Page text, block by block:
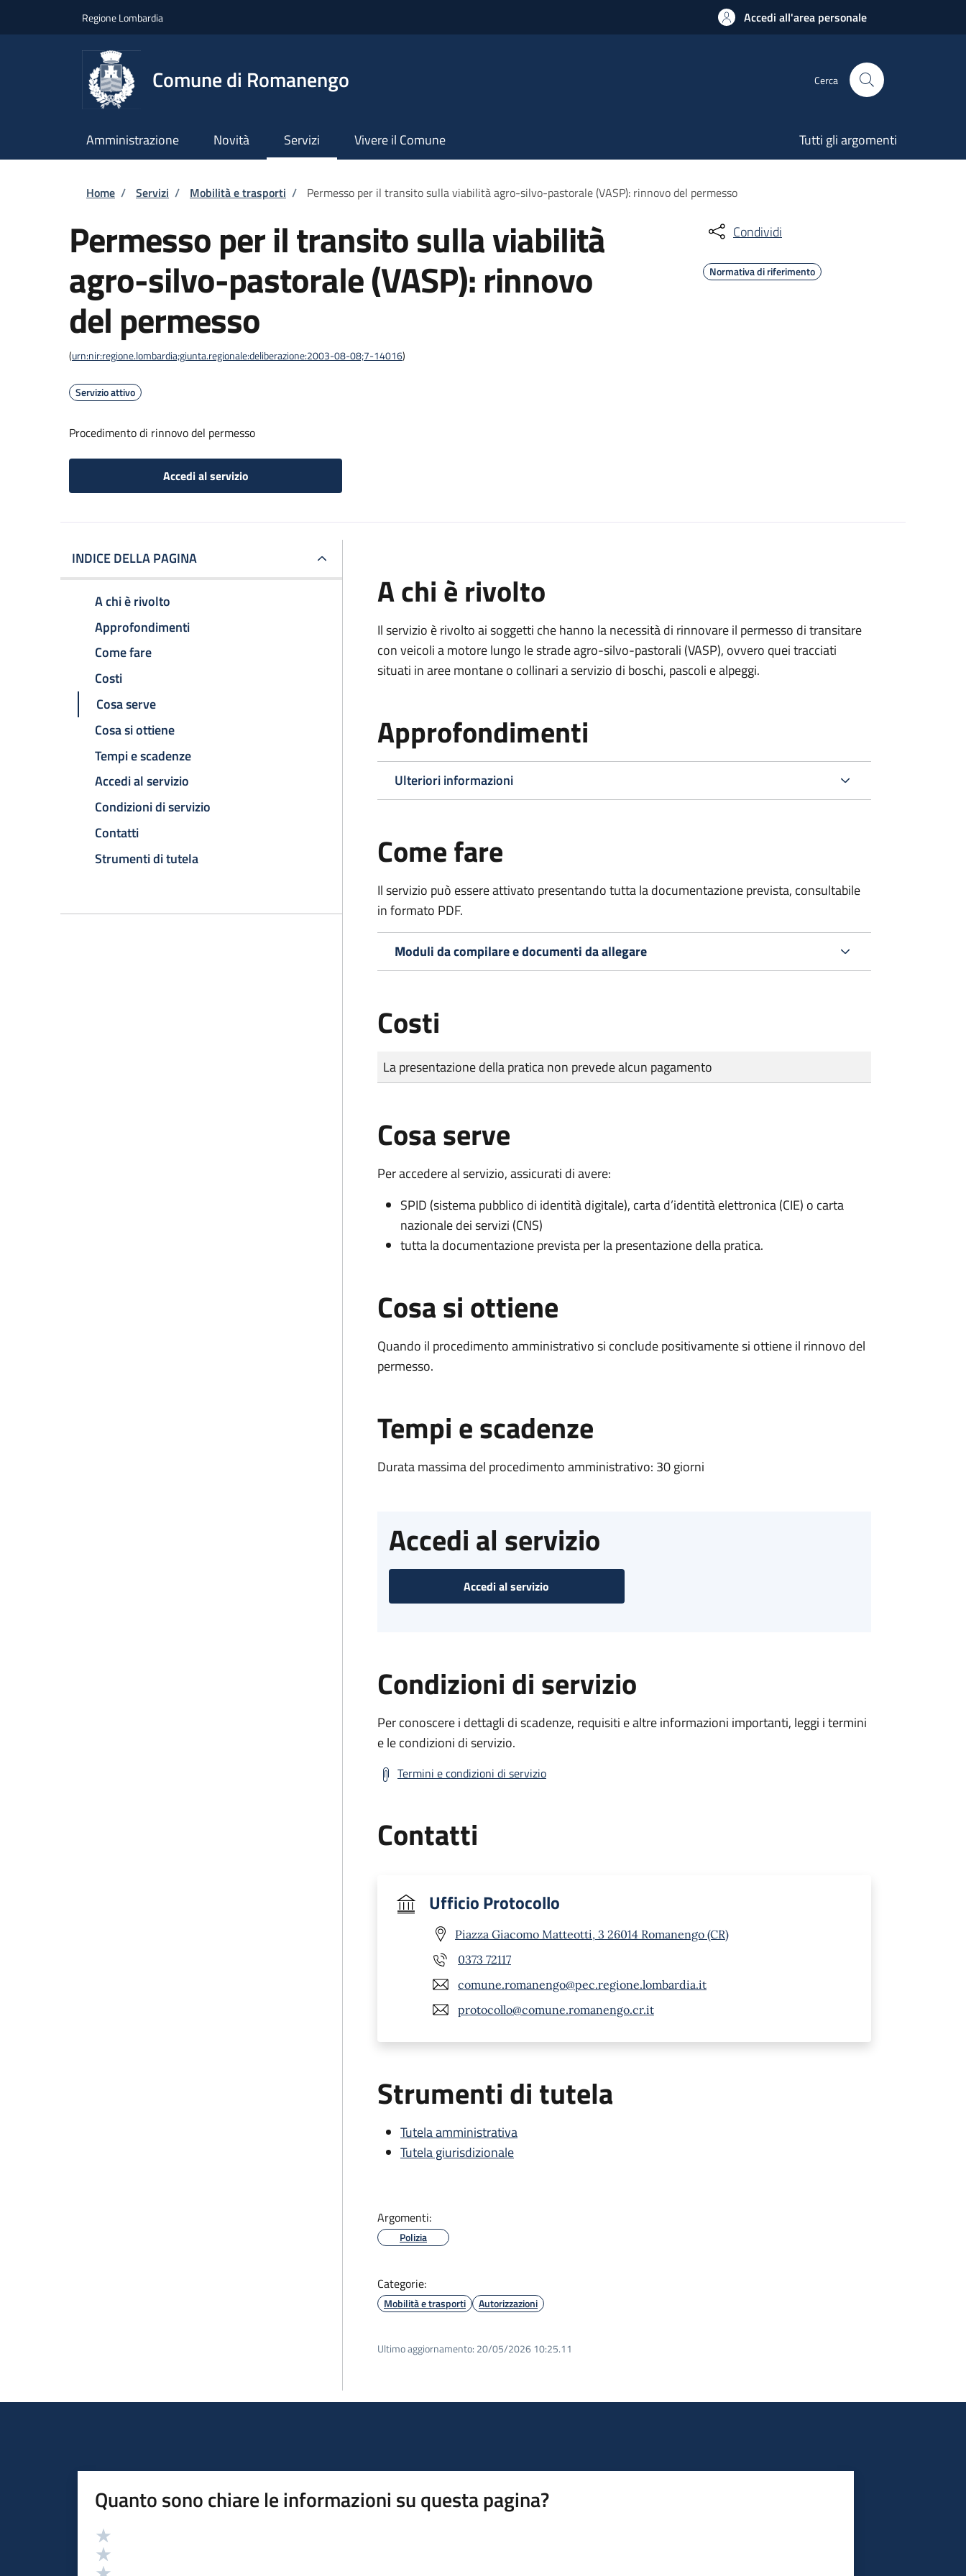
Regione Lombardia Accedi all'area personale
Comune di Romanengo Cerca
Amministrazione Novità Servizi Vivere il Comune Tutti gli argomenti
Briciole di pane
Home / Servizi / Mobilità e trasporti / Permesso per il transito sulla viabilità agro-silvo-pastorale (VASP): rinnovo del permesso
Permesso per il transito sulla viabilità
agro-silvo-pastorale (VASP): rinnovo
del permesso
(urn:nir:regione.lombardia;giunta.regionale:deliberazione:2003-08-08;7-14016)
Servizio attivo
Procedimento di rinnovo del permesso
Accedi al servizio
Condividi
Normativa di riferimento
INDICE DELLA PAGINA
A chi è rivolto
Approfondimenti
Come fare
Costi
Cosa serve
Cosa si ottiene
Tempi e scadenze
Accedi al servizio
Condizioni di servizio
Contatti
Strumenti di tutela
A chi è rivolto
Il servizio è rivolto ai soggetti che hanno la necessità di rinnovare il permesso di transitare
con veicoli a motore lungo le strade agro-silvo-pastorali (VASP), ovvero quei tracciati
situati in aree montane o collinari a servizio di boschi, pascoli e alpeggi.
Approfondimenti
Ulteriori informazioni
Come fare
Il servizio può essere attivato presentando tutta la documentazione prevista, consultabile
in formato PDF.
Moduli da compilare e documenti da allegare
Costi
Tipo di pagamento
Importo
La presentazione della pratica non prevede alcun pagamento
Cosa serve
Per accedere al servizio, assicurati di avere:
SPID (sistema pubblico di identità digitale), carta d’identità elettronica (CIE) o carta
nazionale dei servizi (CNS)
tutta la documentazione prevista per la presentazione della pratica.
Cosa si ottiene
Quando il procedimento amministrativo si conclude positivamente si ottiene il rinnovo del
permesso.
Tempi e scadenze
Durata massima del procedimento amministrativo: 30 giorni
Accedi al servizio
Accedi al servizio
Condizioni di servizio
Per conoscere i dettagli di scadenze, requisiti e altre informazioni importanti, leggi i termini
e le condizioni di servizio.
Termini e condizioni di servizio
Contatti
Ufficio Protocollo
Piazza Giacomo Matteotti, 3 26014 Romanengo (CR)
0373 72117
comune.romanengo@pec.regione.lombardia.it
protocollo@comune.romanengo.cr.it
Strumenti di tutela
Tutela amministrativa
Tutela giurisdizionale
Argomenti:
Polizia
Categorie:
Mobilità e trasporti Autorizzazioni
Ultimo aggiornamento: 20/05/2026 10:25.11
Quanto sono chiare le informazioni su questa pagina?
Valutazione